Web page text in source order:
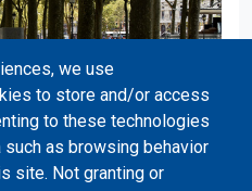
we use
to store and/or access
to these technologies
as browsing behavior
site. Not granting or